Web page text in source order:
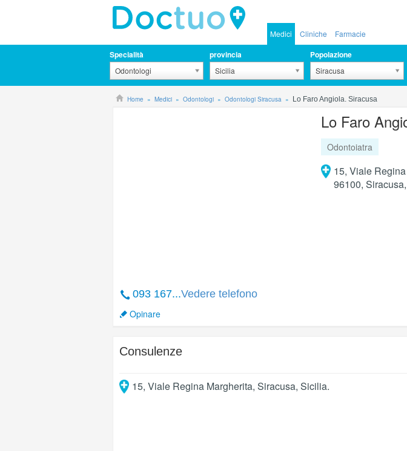
Medici Cliniche Farmacie
Specialità
Odontologi
provincia
Sicilia
Popolazione
Siracusa
Home Medici Odontologi Odontologi Siracusa Lo Faro Angiola. Siracusa
093 167...Vedere telefono
Opinare
Lo Faro
Odontoiatra
15, Viale
96100,
Consulenze
15, Viale Regina Margherita, Siracusa, Sicilia.